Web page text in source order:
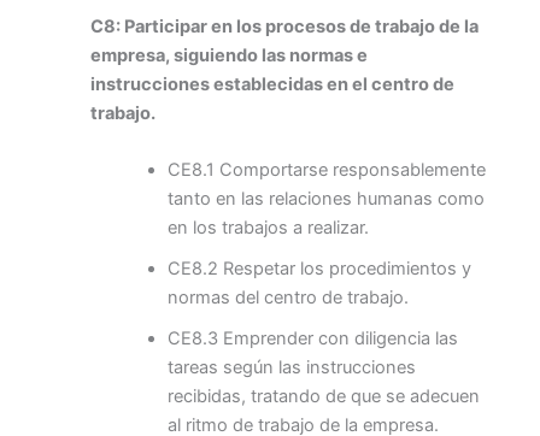
C8: Participar en los procesos de trabajo de la
empresa, siguiendo las normas e
instrucciones establecidas en el centro de
trabajo.
CE8.1 Comportarse responsablemente
tanto en las relaciones humanas como
en los trabajos a realizar.
CE8.2 Respetar los procedimientos y
normas del centro de trabajo.
CE8.3 Emprender con diligencia las
tareas según las instrucciones
recibidas, tratando de que se adecuen
al ritmo de trabajo de la empresa.